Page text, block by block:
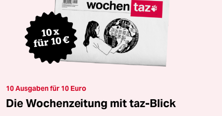
10 Ausgaben für 10 Euro
Die Wochenzeitung mit taz-Blick